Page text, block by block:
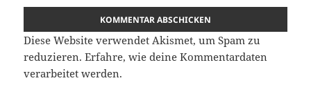
Diese Website verwendet Akismet, um Spam zu
reduzieren.Erfahre, wie deine Kommentardaten
verarbeitet werden.